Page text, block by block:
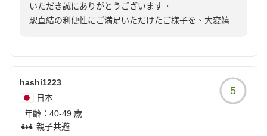
いただき誠にありがとうございます。
駅直結の利便性にご満足いただけたご様子を、大変嬉し
お子さまが新幹線をご覧になってお喜びいただけたと伺
い、私どもも大変嬉しく存じます。
当ホテルならではの眺望が、ご家族の思い出のひとつと
なっておりましたら幸いでございます。
hashi1223
日本
年齡： 40-49 歲
親子共遊
5